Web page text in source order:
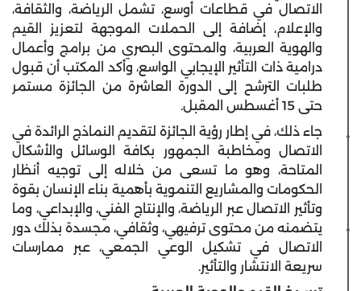
الاتصال في قطاعات أوسع، تشمل الرياضة، والثقافة،
والإعلام، إضافة إلى الحملات الموجهة لتعزيز القيم
والهوية العربية، والمحتوى البصري من برامج وأعمال
درامية ذات التأثير الإيجابي الواسع، وأكد المكتب أن قبول
طلبات الترشح إلى الدورة العاشرة من الجائزة مستمر
حتى 15 أغسطس المقبل.
جاء ذلك، في إطار رؤية الجائزة لتقديم النماذج الرائدة في
الاتصال ومخاطبة الجمهور بكافة الوسائل والأشكال
المتاحة، وهو ما تسعى من خلاله إلى توجيه أنظار
الحكومات والمشاريع التنموية بأهمية بناء الإنسان بقوة
وتأثير الاتصال عبر الرياضة، والإنتاج الفني، والإبداعي، وما
يتضمنه من محتوى ترفيهي، وثقافي، مجسدة بذلك دور
الاتصال في تشكيل الوعي الجمعي، عبر ممارسات
سريعة الانتشار والتأثير.